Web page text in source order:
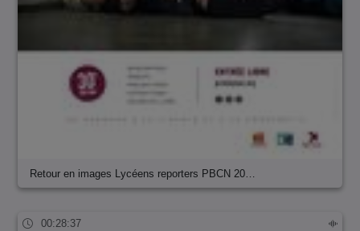
Retour en images Lycéens reporters PBCN 20…
00:28:37